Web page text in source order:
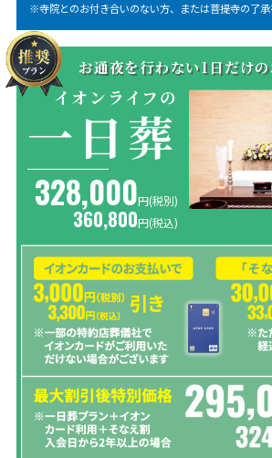
※寺院とのお付き合いのない方、または菩提寺の了
お通夜を行わない1日だけ
イオンライフの
一日葬
328,000円(税別)
360,800円(税込)